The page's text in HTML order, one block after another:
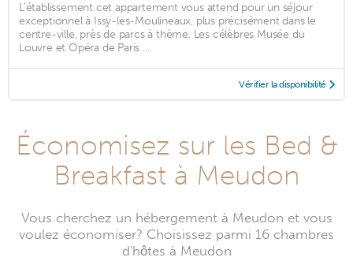
L'établissement cet appartement vous attend pour un séjour
exceptionnel à Issy-les-Moulineaux, plus précisément dans le
centre-ville, près de parcs à thème. Les célèbres Musée du
Louvre et Opéra de Paris ...
Vérifier la disponibilité
Économisez sur les Bed &
Breakfast à Meudon
Vous cherchez un hébergement à Meudon et vous
voulez économiser? Choisissez parmi 16 chambres
d'hôtes à Meudon